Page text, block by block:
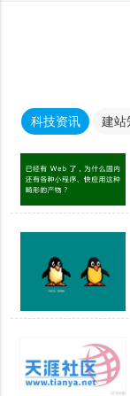
科技资讯 建站